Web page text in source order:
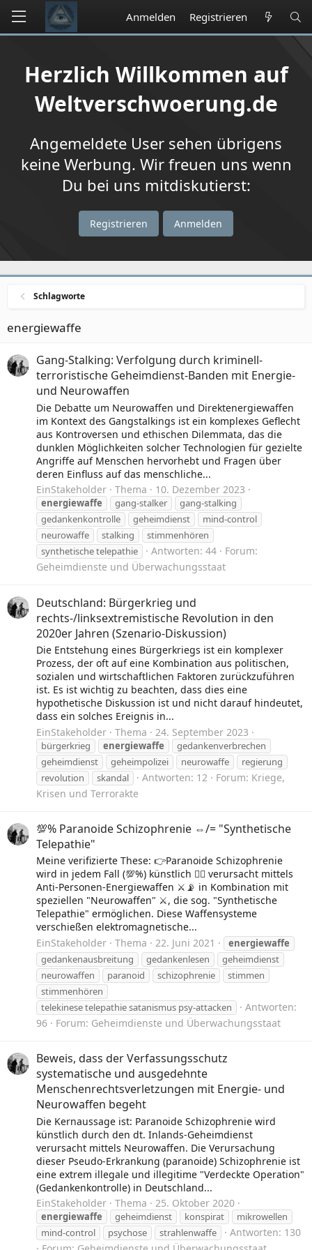
Anmelden Registrieren
Herzlich Willkommen auf
Weltverschwoerung.de
Angemeldete User sehen übrigens
keine Werbung. Wir freuen uns wenn
Du bei uns mitdiskutierst:
Registrieren Anmelden
Schlagworte
energiewaffe
Gang-Stalking: Verfolgung durch kriminell-
terroristische Geheimdienst-Banden mit Energie-
und Neurowaffen
Die Debatte um Neurowaffen und Direktenergiewaffen
im Kontext des Gangstalkings ist ein komplexes Geflecht
aus Kontroversen und ethischen Dilemmata, das die
dunklen Möglichkeiten solcher Technologien für gezielte
Angriffe auf Menschen hervorhebt und Fragen über
deren Einfluss auf das menschliche...
EinStakeholder
Thema 10. Dezember 2023
energiewaffe gang-stalker
gang-stalking
gedankenkontrolle
geheimdienst
mind-control
neurowaffe
stalking
stimmenhören
synthetische telepathie
Antworten: 44
Forum:
Geheimdienste und Überwachungsstaat
Deutschland: Bürgerkrieg und
rechts-/linksextremistische Revolution in den
2020er Jahren (Szenario-Diskussion)
Die Entstehung eines Bürgerkriegs ist ein komplexer
Prozess, der oft auf eine Kombination aus politischen,
sozialen und wirtschaftlichen Faktoren zurückzuführen
ist. Es ist wichtig zu beachten, dass dies eine
hypothetische Diskussion ist und nicht darauf hindeutet,
dass ein solches Ereignis in...
EinStakeholder
Thema 24. September 2023
bürgerkrieg energiewaffe
gedankenverbrechen
geheimdienst
geheimpolizei neurowaffe
regierung
revolution
skandal Antworten: 12 Forum: Kriege,
Krisen und Terrorakte
💯% Paranoide Schizophrenie ⇔/= "Synthetische
Telepathie"
Meine verifizierte These: 👉Paranoide Schizophrenie
wird in jedem Fall (💯%) künstlich 🧙‍♂️ verursacht mittels
Anti-Personen-Energiewaffen ⚔️📡 in Kombination mit
speziellen "Neurowaffen" ⚔️, die sog. "Synthetische
Telepathie" ermöglichen. Diese Waffensysteme
verschießen elektromagnetische...
EinStakeholder
Thema 22. Juni 2021
energiewaffe
gedankenausbreitung
gedankenlesen
geheimdienst
neurowaffen
paranoid schizophrenie
stimmen
stimmenhören
telekinese telepathie satanismus psy-attacken
Antworten:
96
Forum: Geheimdienste und Überwachungsstaat
Beweis, dass der Verfassungsschutz
systematische und ausgedehnte
Menschenrechtsverletzungen mit Energie- und
Neurowaffen begeht
Die Kernaussage ist: Paranoide Schizophrenie wird
künstlich durch den dt. Inlands-Geheimdienst
verursacht mittels Neurowaffen. Die Verursachung
dieser Pseudo-Erkrankung (paranoide) Schizophrenie ist
eine extrem illegale und illegitime "Verdeckte Operation"
(Gedankenkontrolle) in Deutschland...
EinStakeholder
Thema 25. Oktober 2020
energiewaffe geheimdienst konspirat
mikrowellen
mind-control
psychose strahlenwaffe
Antworten: 130